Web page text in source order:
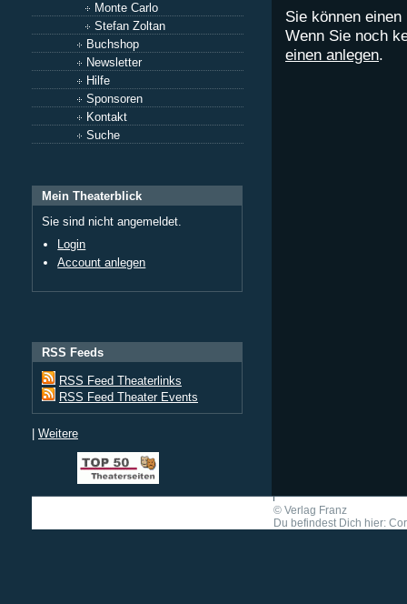
Monte Carlo
Stefan Zoltan
Buchshop
Newsletter
Hilfe
Sponsoren
Kontakt
Suche
Mein Theaterblick
Sie sind nicht angemeldet.
Login
Account anlegen
RSS Feeds
RSS Feed Theaterlinks
RSS Feed Theater Events
| Weitere
Sie können
Wenn Sie noch
einen anlegen.
© Verlag Franz
Du befindest Dich hier: